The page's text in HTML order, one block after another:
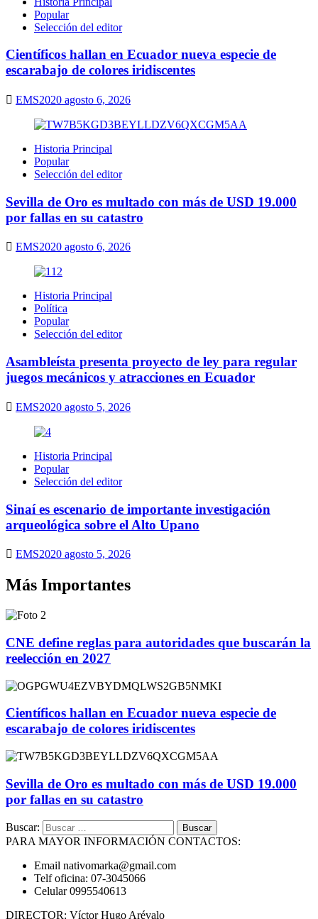
Popular
Selección del editor
Científicos hallan en Ecuador nueva especie de
escarabajo de colores iridiscentes
EMS2020 agosto 6, 2026
Historia Principal
Popular
Selección del editor
Sevilla de Oro es multado con más de USD 19.000
por fallas en su catastro
EMS2020 agosto 6, 2026
Historia Principal
Política
Popular
Selección del editor
Asambleísta presenta proyecto de ley para regular
juegos mecánicos y atracciones en Ecuador
EMS2020 agosto 5, 2026
Historia Principal
Popular
Selección del editor
Sinaí es escenario de importante investigación
arqueológica sobre el Alto Upano
EMS2020 agosto 5, 2026
Más Importantes
CNE define reglas para autoridades que buscarán la
reelección en 2027
Científicos hallan en Ecuador nueva especie de
escarabajo de colores iridiscentes
Sevilla de Oro es multado con más de USD 19.000
por fallas en su catastro
Buscar:
PARA MAYOR INFORMACIÓN CONTACTOS:
Email nativomarka@gmail.com
Telf oficina: 07-3045066
Celular 0995540613
DIRECTOR: Víctor Hugo Arévalo